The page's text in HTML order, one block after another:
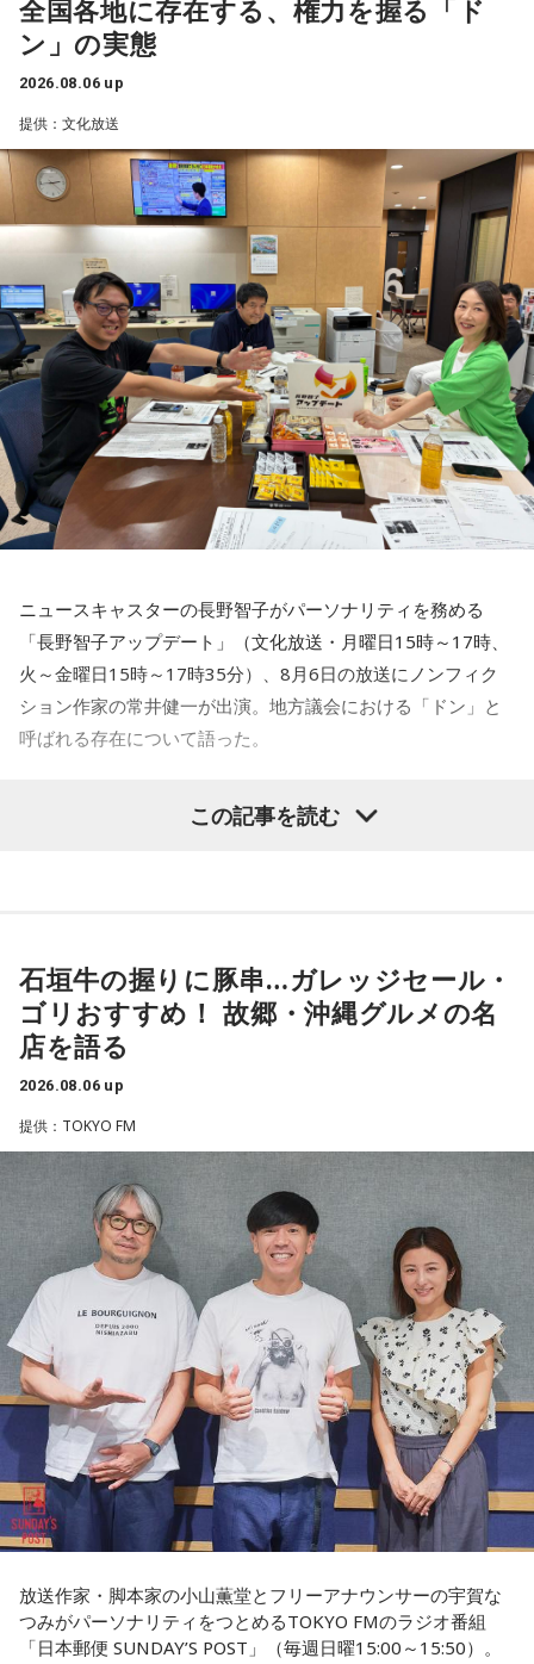
先生もたくさん観ることができて、大満足のライブでした！
アンコールのときに披露していた『551蓬莱』のCMのモノマ
ネも関西ならではで、私も昔から観ていたので、とても楽し
きましたが、体調に気を付けて最後まで駆け抜けてくださ
い！ ずっとずっと大好きです！」（兵庫県 20歳）
◆「真夏の全国ツアー2026」大阪公演裏話
賀喜：大阪公演2日目の私は、横結びみたいなサイドテールに
してみたんです。それがリスナーちゃんも意図せずというか
お揃いだったんだね！ うれしい～！
私も生まれたところが大阪なので、大阪でのライブは特別な
んですよ。家族や親戚も観に来てくれていて、それもうれし
かったから頑張れたし、「551」も食べたし（笑）。あと、
たこ焼きも「りくろーおじさんの店」のチーズケーキも食べ
た！
それに、いつも大阪でライブをするとき、私の親戚の皆さん
がぶどうの差し入れをしてくれるの。それも食べた！ メンバ
大阪公演の前の日もお仕事だったんですけど、そのお仕事が
終わったらすぐ大阪に帰って、ちょっとだけ（愛猫の）まろ
んにも会えたんですよ。それで、その次の日にライブをし
て、家族が観に来てくれて、帰ったという大阪ライフでした
ね。
「551の豚まんがあるとき？ ないとき？」っていうCMがある
リスナーちゃんはそのことを言ってくれていて、それも楽し
かった！ 私も大阪に行く前から「みんなでやれたら楽しいだ
ろうな」と思っていたから、そういうこともできて楽しかっ
たですね！ 来てくれてありがとう！
この日の放送をradikoタイムフリーで聴く
※放送エリア外の方は、プレミアム会員の登録でご利用いた
だけます。
----------------------------------------------------
＜番組概要＞
番組名：SCHOOL OF LOCK!
パーソナリティ：アンジー校長（アンジェリーナ1/3・
Gacharic Spin）、たんぼ教頭（溝上たんぼ）
放送日時：月曜～木曜 22:00～23:55／金曜 22:00～22:55
番組Webサイト：https://www.tfm.co.jp/lock/
番組公式X：@sol_info
全国各地に存在する、権力を握る「ド
ン」の実態
2026.08.06 up
提供：文化放送
ニュースキャスターの長野智子がパーソナリティを務める
「長野智子アップデート」（文化放送・月曜日15時～17時、
火～金曜日15時～17時35分）、8月6日の放送にノンフィク
ション作家の常井健一が出演。地方議会における「ドン」と
呼ばれる存在について語った。
鈴木敏夫（文化放送解説委員）
「福岡県議会で浮上した、議
長ポストをめぐる現金授受疑惑です。その渦中にいる藏内勇
常井健一「『ドン』はスペイン語に由来する外来語です。ボ
スよりもさらにスケールの大きな権力者を示す言葉として定
着しました。いま、ドンとして注目されるのが福岡県議会の
藏内議長。福岡県内には一昔前から『福岡三国志』という言
葉がありまして。現在は麻生太郎さん、武田良太さん、そし
て藏内さんが熾烈な権力闘争を繰り広げています」
「藏内さんだけ県議、ということですね」
常井「なぜ1人の地方議員が永田町の大物にも匹敵する大きな
力を持ったのか。きょうは福岡を入口に、全国に共通するド
ンの条件を探ります。私、10年ほど前に全国各地の地方選挙
を取材していたとき、どこへ行ってもドンと呼ばれる地元の
権力者がいたんですね。どういう人かというと、だいたい経
済力があって抜群に選挙が強くて。地元の首長や国会議員よ
りも発言力がある人です」
長野「はい」
常井 「中には、かつての野中広務さんや森山𥙿さんのように
50を過ぎてから国政に進んだドンもいる。ではどういった状
況がそろうとドンが生まれるか。第1の条件は、圧倒的な他薦
この記事を読む
石垣牛の握りに豚串…ガレッジセール・
ゴリおすすめ！ 故郷・沖縄グルメの名
店を語る
2026.08.06 up
提供：TOKYO FM
放送作家・脚本家の小山薫堂とフリーアナウンサーの宇賀な
つみがパーソナリティをつとめるTOKYO FMのラジオ番組
「日本郵便 SUNDAY’S POST」（毎週日曜15:00～15:50）。